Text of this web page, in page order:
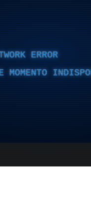
ERROR
MOMENTO